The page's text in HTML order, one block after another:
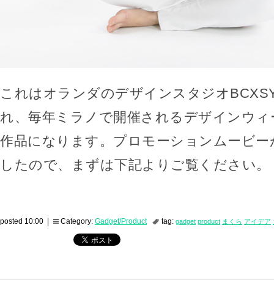
これはオランダのデザインスタジオ
れ、毎年ミラノで開催されるデザインウ
作品になります。プロモーションムービ
したので、まずは下記よりご覧ください。
posted 10:00 | Category: Gadget/Product tag: gadget product まくら アイデア